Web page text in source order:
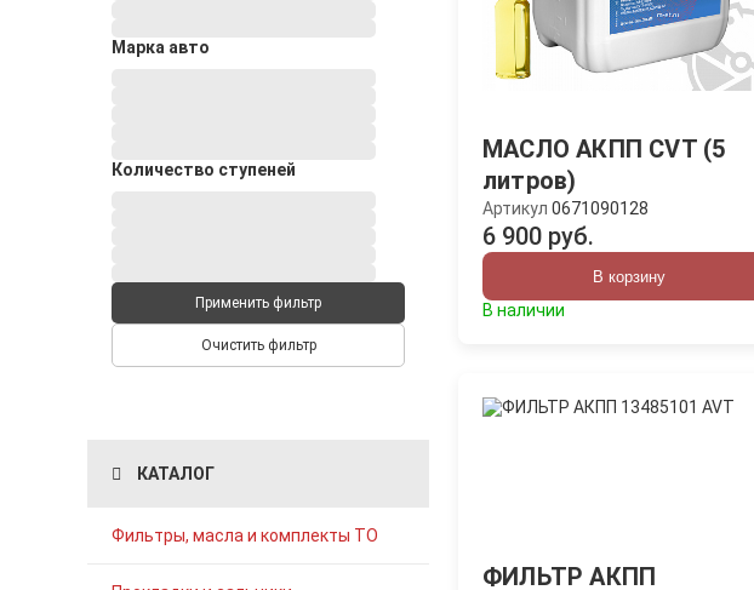
Марка авто
Количество ступеней
Применить фильтр
Очистить фильтр
КАТАЛОГ
Фильтры, масла и комплекты ТО
МАСЛО АКПП CVT (5
литров)
Артикул 0671090128
6 900 руб.
В корзину
В наличии
ФИЛЬТР АКПП